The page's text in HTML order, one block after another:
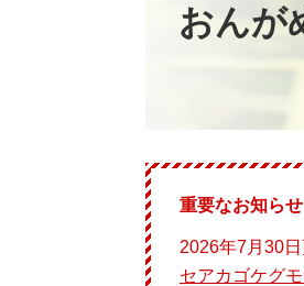
おんが
重要なお知らせ
2026年7月30
セアカゴケグモ